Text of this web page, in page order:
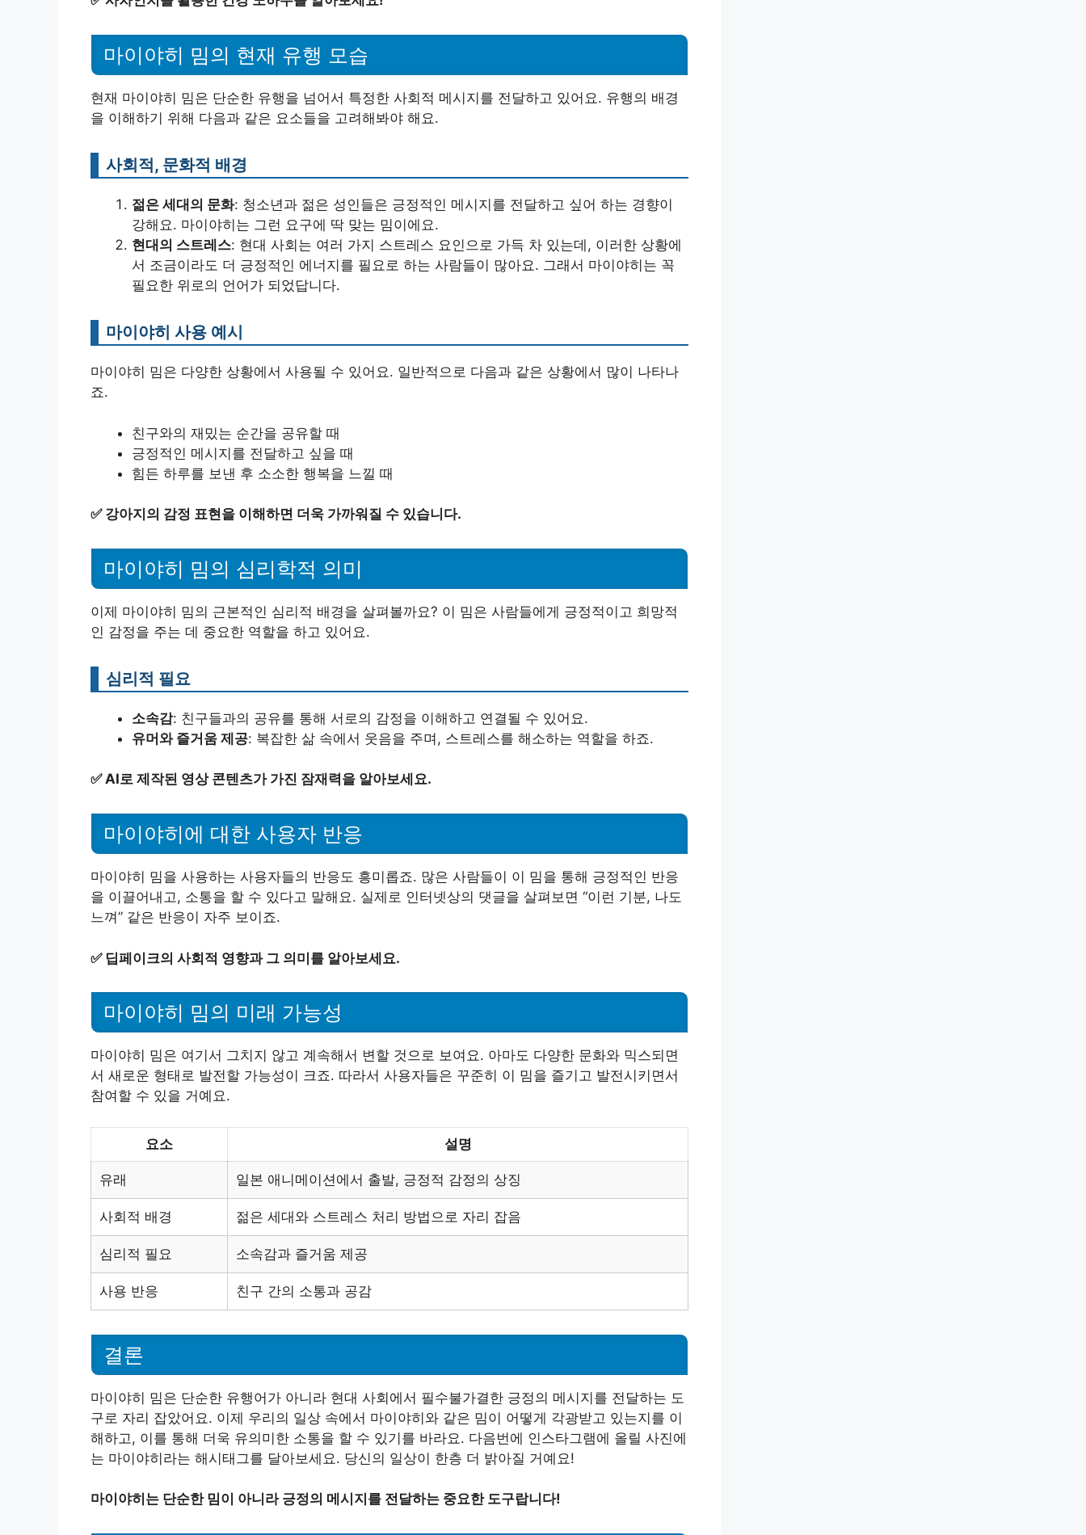
마이야히 밈의 현재 유행 모습
현재 마이야히 밈은 단순한 유행을 넘어서 특정한 사회적 메시지를 전달하고 있어요. 유행의 배경
을 이해하기 위해 다음과 같은 요소들을 고려해봐야 해요.
사회적, 문화적 배경
젊은 세대의 문화: 청소년과 젊은 성인들은 긍정적인 메시지를 전달하고 싶어 하는 경향이
강해요. 마이야히는 그런 요구에 딱 맞는 밈이에요.
현대의 스트레스: 현대 사회는 여러 가지 스트레스 요인으로 가득 차 있는데, 이러한 상황에
서 조금이라도 더 긍정적인 에너지를 필요로 하는 사람들이 많아요. 그래서 마이야히는 꼭
필요한 위로의 언어가 되었답니다.
마이야히 사용 예시
마이야히 밈은 다양한 상황에서 사용될 수 있어요. 일반적으로 다음과 같은 상황에서 많이 나타나
죠.
친구와의 재밌는 순간을 공유할 때
긍정적인 메시지를 전달하고 싶을 때
힘든 하루를 보낸 후 소소한 행복을 느낄 때
✅ 강아지의 감정 표현을 이해하면 더욱 가까워질 수 있습니다.
마이야히 밈의 심리학적 의미
이제 마이야히 밈의 근본적인 심리적 배경을 살펴볼까요? 이 밈은 사람들에게 긍정적이고 희망적
인 감정을 주는 데 중요한 역할을 하고 있어요.
심리적 필요
소속감: 친구들과의 공유를 통해 서로의 감정을 이해하고 연결될 수 있어요.
유머와 즐거움 제공: 복잡한 삶 속에서 웃음을 주며, 스트레스를 해소하는 역할을 하죠.
✅AI로 제작된 영상 콘텐츠가 가진 잠재력을 알아보세요.
마이야히에 대한 사용자 반응
마이야히 밈을 사용하는 사용자들의 반응도 흥미롭죠. 많은 사람들이 이 밈을 통해 긍정적인 반응
을 이끌어내고, 소통을 할 수 있다고 말해요. 실제로 인터넷상의 댓글을 살펴보면 “이런 기분, 나도
느껴” 같은 반응이 자주 보이죠.
✅ 딥페이크의 사회적 영향과 그 의미를 알아보세요.
마이야히 밈의 미래 가능성
마이야히 밈은 여기서 그치지 않고 계속해서 변할 것으로 보여요. 아마도 다양한 문화와 믹스되면
서 새로운 형태로 발전할 가능성이 크죠. 따라서 사용자들은 꾸준히 이 밈을 즐기고 발전시키면서
참여할 수 있을 거예요.
요소 설명
유래 일본 애니메이션에서 출발, 긍정적 감정의 상징
사회적 배경 젊은 세대와 스트레스 처리 방법으로 자리 잡음
심리적 필요 소속감과 즐거움 제공
사용 반응 친구 간의 소통과 공감
결론
마이야히 밈은 단순한 유행어가 아니라 현대 사회에서 필수불가결한 긍정의 메시지를 전달하는 도
구로 자리 잡았어요. 이제 우리의 일상 속에서 마이야히와 같은 밈이 어떻게 각광받고 있는지를 이
해하고, 이를 통해 더욱 유의미한 소통을 할 수 있기를 바라요. 다음번에 인스타그램에 올릴 사진에
는 마이야히라는 해시태그를 달아보세요. 당신의 일상이 한층 더 밝아질 거예요!
마이야히는 단순한 밈이 아니라 긍정의 메시지를 전달하는 중요한 도구랍니다!